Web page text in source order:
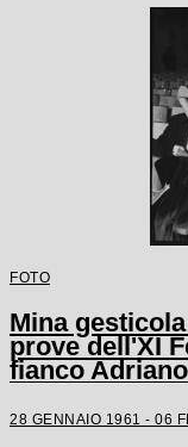
FOTO
Mina
prove dell'XI
fianco
28 GENNAIO 1961 - 06